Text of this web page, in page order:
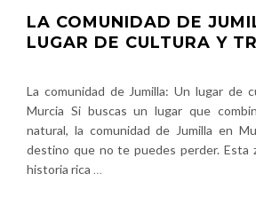
LA COMUNIDAD DE
LUGAR DE CULTURA Y
La comunidad de Jumilla: Un lugar de
Murcia Si buscas un lugar que
natural, la comunidad de Jumilla en
destino que no te puedes perder. Esta
historia rica …